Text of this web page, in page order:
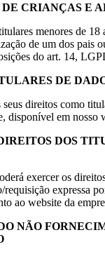
DE CRIANÇAS E
menores de 18
de um dos pais
do art. 14,
DE
direitos como
disponível em nosso
DOS
exercer os
requisição expressa
ao website da
NÃO